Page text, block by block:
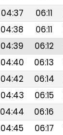
04:37 06:11
04:38 06:11
04:39 06:12
04:40 06:13
04:42 06:14
04:43 06:15
04:44 06:16
04:45 06:17